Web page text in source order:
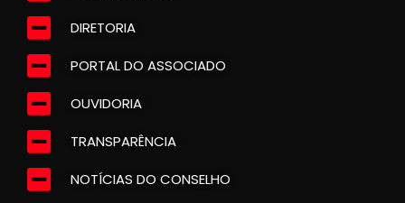
DIRETORIA
PORTAL DO ASSOCIADO
OUVIDORIA
TRANSPARÊNCIA
NOTÍCIAS DO CONSELHO